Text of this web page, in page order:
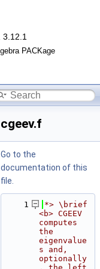
3.12.1
PACKage
cgeev.f
Go to the
documentation of this
file.
    1
*> \brief
<b> CGEEV
computes
the
eigenvalue
s and,
optionally